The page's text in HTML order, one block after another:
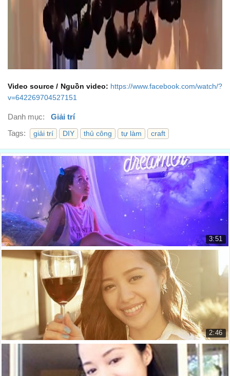
Video source / Nguồn video: https://www.facebook.com/watch/?
v=642269704527151
Danh mục:
Giải trí
Tags:
giải trí DIY thủ công tự làm craft
3:51
DIY Room Ideas for Unicorns - Những Ý Tưởng Tr...
Michelle Phan
6.654 lượt xem
2:46
DIY Wine Mask - Tự Làm Mặt Nạ Rượu Vang